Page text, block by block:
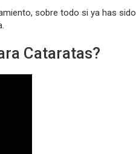
sobre todo si ya has sido
Cataratas?